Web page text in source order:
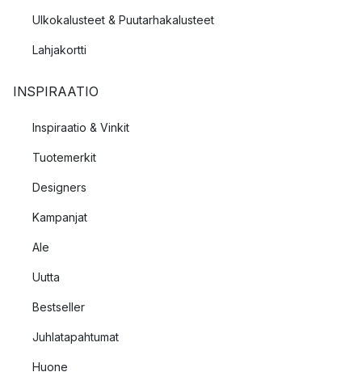
Ulkokalusteet & Puutarhakalusteet
Lahjakortti
INSPIRAATIO
Inspiraatio & Vinkit
Tuotemerkit
Designers
Kampanjat
Ale
Uutta
Bestseller
Juhlatapahtumat
Huone